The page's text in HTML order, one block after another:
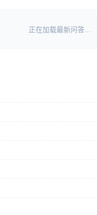
正在加载最新问答...